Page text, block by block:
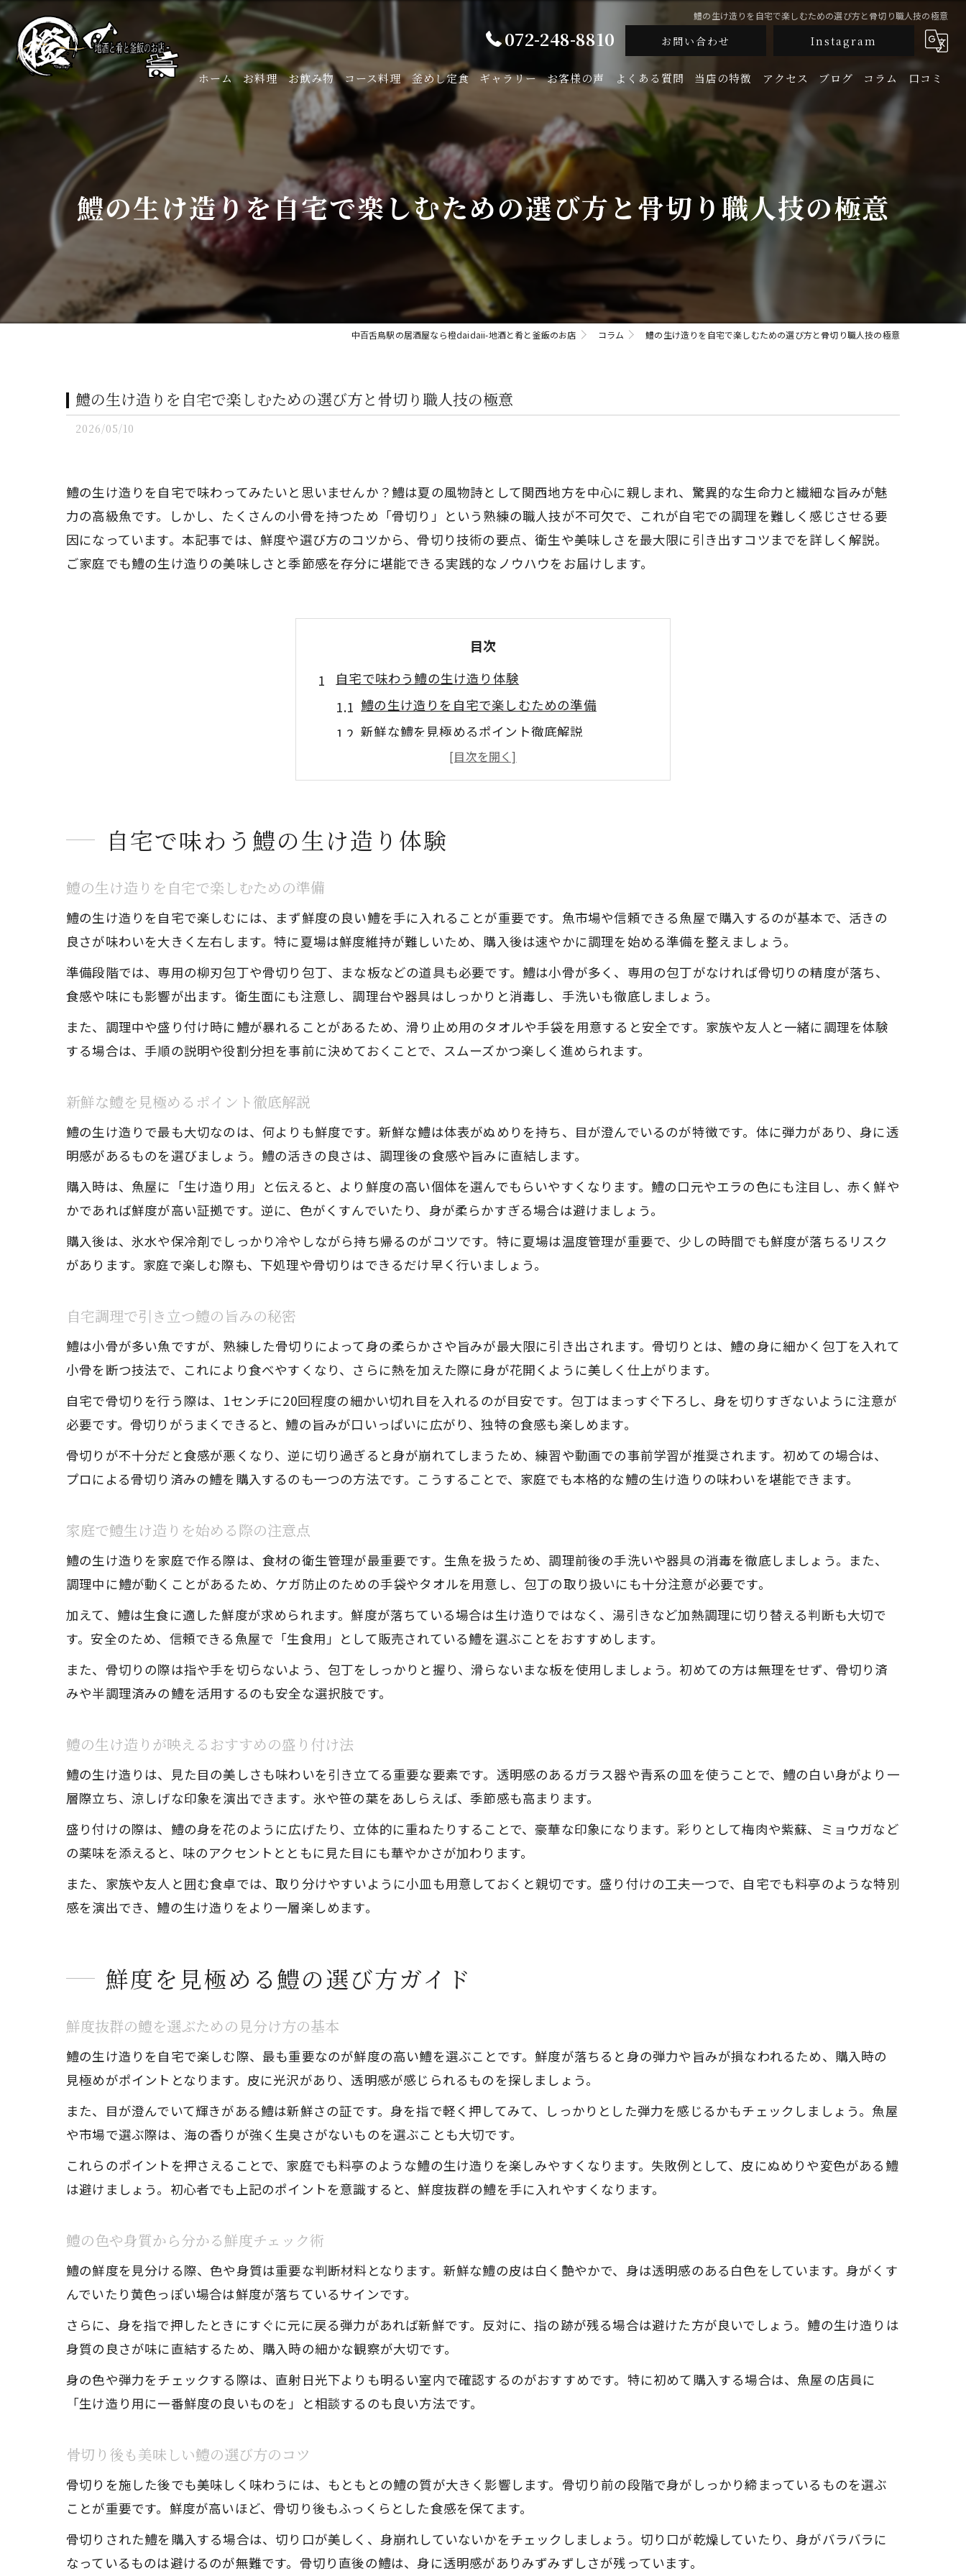
鱧の生け造りを自宅で楽しむための選び方と骨切り職人技の極意
072-248-8810 お問い合わせ Instagram
ホーム お料理 お飲み物 コース料理 釜めし定食 ギャラリー お客様の声 よくある質問 当店の特徴
釜飯
生牡蠣
鮮魚
地酒
アクセス ブログ コラム 口コミ
鱧の生け造りを自宅で楽しむための選び方と骨切り職人技の極意
中百舌鳥駅の居酒屋なら橙daidaii-地酒と肴と釜飯のお店 コラム 鱧の生け造りを自宅で楽しむための選び方と骨切り職人技の極意
鱧の生け造りを自宅で楽しむための選び方と骨切り職人技の極意
2026/05/10
鱧の生け造りを自宅で味わってみたいと思いませんか？鱧は夏の風物詩として関西地方を中心に親しまれ、驚異的な生命力と繊細な旨みが魅
力の高級魚です。しかし、たくさんの小骨を持つため「骨切り」という熟練の職人技が不可欠で、これが自宅での調理を難しく感じさせる要
因になっています。本記事では、鮮度や選び方のコツから、骨切り技術の要点、衛生や美味しさを最大限に引き出すコツまでを詳しく解説。
ご家庭でも鱧の生け造りの美味しさと季節感を存分に堪能できる実践的なノウハウをお届けします。
目次
自宅で味わう鱧の生け造り体験
鱧の生け造りを自宅で楽しむための準備
新鮮な鱧を見極めるポイント徹底解説
自宅調理で引き立つ鱧の旨みの秘密
家庭で鱧生け造りを始める際の注意点
鮮度を見極める鱧の選び方ガイド
骨切り後も美味しい鱧の選び方のコツ
プロが教える鱧の鮮度を見抜くチェックポイント
生け造りに最適な鱧の鮮度と保存法の工夫
繊細な骨切りが決め手の鱧料理術
鱧料理の主役となる骨切り技法の基本
鱧の骨切りが美味しさを左右する理由
職人直伝の鱧骨切り練習方法を徹底解説
ハモの生け造りに挑戦する際の必須ポイント
ハモ生け造りで押さえておきたい衛生管理
鱧の下処理から盛り付けまでの流れ解説
生け造りの鱧をより美味しく味わう工夫
ハモ調理の際に意識したい包丁さばき
鱧を自宅で安全に調理するための注意点
生食に挑戦する際の鱧の衛生管理ポイント
鱧料理の安全性を高める保存と下処理法
おいしさと安心を両立する鱧の調理ポイント
家庭で鱧を味わうための衛生面の工夫
本格的な鱧の美味しさを引き出すコツ集
鱧独特の食感を活かすための湯引きのコツ
家庭で叶う本格鱧料理の仕上げ技
鱧の味わいを深める薬味と盛り付け術
自宅で味わう鱧の生け造り体験
鱧の生け造りを自宅で楽しむための準備
鱧の生け造りを自宅で楽しむには、まず鮮度の良い鱧を手に入れることが重要です。魚市場や信頼できる魚屋で購入するのが基本で、活きの
良さが味わいを大きく左右します。特に夏場は鮮度維持が難しいため、購入後は速やかに調理を始める準備を整えましょう。
準備段階では、専用の柳刃包丁や骨切り包丁、まな板などの道具も必要です。鱧は小骨が多く、専用の包丁がなければ骨切りの精度が落ち、
食感や味にも影響が出ます。衛生面にも注意し、調理台や器具はしっかりと消毒し、手洗いも徹底しましょう。
また、調理中や盛り付け時に鱧が暴れることがあるため、滑り止め用のタオルや手袋を用意すると安全です。家族や友人と一緒に調理を体験
する場合は、手順の説明や役割分担を事前に決めておくことで、スムーズかつ楽しく進められます。
新鮮な鱧を見極めるポイント徹底解説
鱧の生け造りで最も大切なのは、何よりも鮮度です。新鮮な鱧は体表がぬめりを持ち、目が澄んでいるのが特徴です。体に弾力があり、身に透
明感があるものを選びましょう。鱧の活きの良さは、調理後の食感や旨みに直結します。
購入時は、魚屋に「生け造り用」と伝えると、より鮮度の高い個体を選んでもらいやすくなります。鱧の口元やエラの色にも注目し、赤く鮮や
かであれば鮮度が高い証拠です。逆に、色がくすんでいたり、身が柔らかすぎる場合は避けましょう。
購入後は、氷水や保冷剤でしっかり冷やしながら持ち帰るのがコツです。特に夏場は温度管理が重要で、少しの時間でも鮮度が落ちるリスク
があります。家庭で楽しむ際も、下処理や骨切りはできるだけ早く行いましょう。
自宅調理で引き立つ鱧の旨みの秘密
鱧は小骨が多い魚ですが、熟練した骨切りによって身の柔らかさや旨みが最大限に引き出されます。骨切りとは、鱧の身に細かく包丁を入れて
小骨を断つ技法で、これにより食べやすくなり、さらに熱を加えた際に身が花開くように美しく仕上がります。
自宅で骨切りを行う際は、1センチに20回程度の細かい切れ目を入れるのが目安です。包丁はまっすぐ下ろし、身を切りすぎないように注意が
必要です。骨切りがうまくできると、鱧の旨みが口いっぱいに広がり、独特の食感も楽しめます。
骨切りが不十分だと食感が悪くなり、逆に切り過ぎると身が崩れてしまうため、練習や動画での事前学習が推奨されます。初めての場合は、
プロによる骨切り済みの鱧を購入するのも一つの方法です。こうすることで、家庭でも本格的な鱧の生け造りの味わいを堪能できます。
家庭で鱧生け造りを始める際の注意点
鱧の生け造りを家庭で作る際は、食材の衛生管理が最重要です。生魚を扱うため、調理前後の手洗いや器具の消毒を徹底しましょう。また、
調理中に鱧が動くことがあるため、ケガ防止のための手袋やタオルを用意し、包丁の取り扱いにも十分注意が必要です。
加えて、鱧は生食に適した鮮度が求められます。鮮度が落ちている場合は生け造りではなく、湯引きなど加熱調理に切り替える判断も大切で
す。安全のため、信頼できる魚屋で「生食用」として販売されている鱧を選ぶことをおすすめします。
また、骨切りの際は指や手を切らないよう、包丁をしっかりと握り、滑らないまな板を使用しましょう。初めての方は無理をせず、骨切り済
みや半調理済みの鱧を活用するのも安全な選択肢です。
鱧の生け造りが映えるおすすめの盛り付け法
鱧の生け造りは、見た目の美しさも味わいを引き立てる重要な要素です。透明感のあるガラス器や青系の皿を使うことで、鱧の白い身がより一
層際立ち、涼しげな印象を演出できます。氷や笹の葉をあしらえば、季節感も高まります。
盛り付けの際は、鱧の身を花のように広げたり、立体的に重ねたりすることで、豪華な印象になります。彩りとして梅肉や紫蘇、ミョウガなど
の薬味を添えると、味のアクセントとともに見た目にも華やかさが加わります。
また、家族や友人と囲む食卓では、取り分けやすいように小皿も用意しておくと親切です。盛り付けの工夫一つで、自宅でも料亭のような特別
感を演出でき、鱧の生け造りをより一層楽しめます。
鮮度を見極める鱧の選び方ガイド
鮮度抜群の鱧を選ぶための見分け方の基本
鱧の生け造りを自宅で楽しむ際、最も重要なのが鮮度の高い鱧を選ぶことです。鮮度が落ちると身の弾力や旨みが損なわれるため、購入時の
見極めがポイントとなります。皮に光沢があり、透明感が感じられるものを探しましょう。
また、目が澄んでいて輝きがある鱧は新鮮さの証です。身を指で軽く押してみて、しっかりとした弾力を感じるかもチェックしましょう。魚屋
や市場で選ぶ際は、海の香りが強く生臭さがないものを選ぶことも大切です。
これらのポイントを押さえることで、家庭でも料亭のような鱧の生け造りを楽しみやすくなります。失敗例として、皮にぬめりや変色がある鱧
は避けましょう。初心者でも上記のポイントを意識すると、鮮度抜群の鱧を手に入れやすくなります。
鱧の色や身質から分かる鮮度チェック術
鱧の鮮度を見分ける際、色や身質は重要な判断材料となります。新鮮な鱧の皮は白く艶やかで、身は透明感のある白色をしています。身がくす
んでいたり黄色っぽい場合は鮮度が落ちているサインです。
さらに、身を指で押したときにすぐに元に戻る弾力があれば新鮮です。反対に、指の跡が残る場合は避けた方が良いでしょう。鱧の生け造りは
身質の良さが味に直結するため、購入時の細かな観察が大切です。
身の色や弾力をチェックする際は、直射日光下よりも明るい室内で確認するのがおすすめです。特に初めて購入する場合は、魚屋の店員に
「生け造り用に一番鮮度の良いものを」と相談するのも良い方法です。
骨切り後も美味しい鱧の選び方のコツ
骨切りを施した後でも美味しく味わうには、もともとの鱧の質が大きく影響します。骨切り前の段階で身がしっかり締まっているものを選ぶ
ことが重要です。鮮度が高いほど、骨切り後もふっくらとした食感を保てます。
骨切りされた鱧を購入する場合は、切り口が美しく、身崩れしていないかをチェックしましょう。切り口が乾燥していたり、身がバラバラに
なっているものは避けるのが無難です。骨切り直後の鱧は、身に透明感がありみずみずしさが残っています。